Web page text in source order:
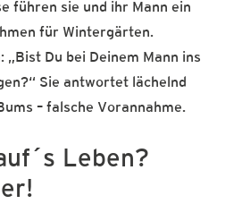
führen sie und ihr Mann ein
für Wintergärten.
Du bei Deinem Mann ins
Sie antwortet lächelnd
– falsche Vorannahme.
Leben?